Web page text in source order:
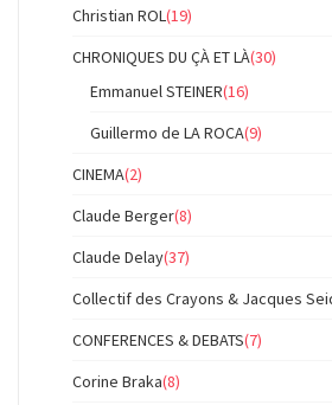
Christian ROL(19)
CHRONIQUES DU ÇÀ ET LÀ(30)
Emmanuel STEINER(16)
Guillermo de LA ROCA(9)
CINEMA(2)
Claude Berger(8)
Claude Delay(37)
Collectif des Crayons & Jacques
CONFERENCES & DEBATS(7)
Corine Braka(8)